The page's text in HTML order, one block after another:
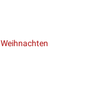
Weihnachten